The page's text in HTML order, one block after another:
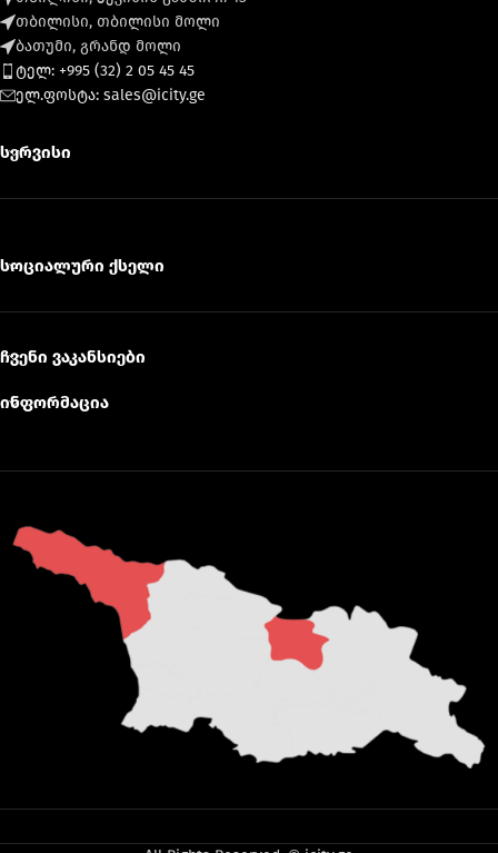
თბილისი, თბილისი მოლი
ბათუმი, გრანდ მოლი
ტელ: +995 (32) 2 05 45 45
ელ.ფოსტა: sales@icity.ge
სერვისი
სოციალური ქსელი
ჩვენი ვაკანსიები
ინფორმაცია